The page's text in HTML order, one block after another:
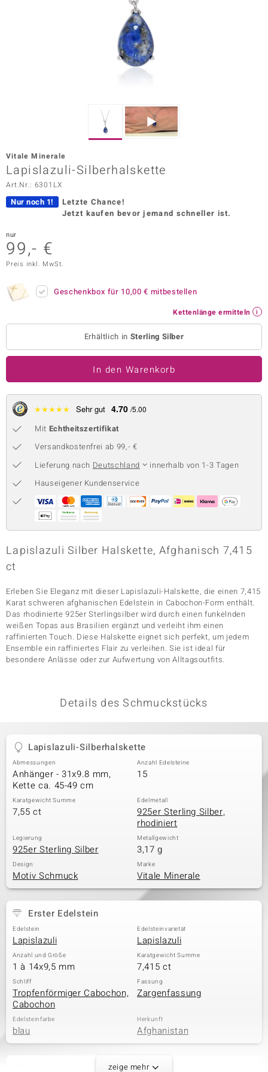
Vogue
Collection
BY DE MELO
Vitale Minerale
Lapislazuli-Silberhalskette
Art.Nr.: 6301LX
Nur noch 1!
Letzte Chance!
Jetzt kaufen bevor jemand schneller ist.
nur
99,- €
Preis inkl. MwSt.
Geschenkbox für 10,00 € mitbestellen
Kettenlänge ermitteln
Erhältlich in Sterling Silber
In den Warenkorb
★★★★★ Sehr gut 4.70 /5.00
Mit Echtheitszertifikat
Versandkostenfrei ab 99,- €
Lieferung nach Deutschland
innerhalb von 1-3 Tagen
Hauseigener Kundenservice
Lapislazuli Silber Halskette, Afghanisch 7,415
ct
Erleben Sie Eleganz mit dieser Lapislazuli-Halskette, die einen 7,415
Karat schweren afghanischen Edelstein in Cabochon-Form enthält.
Das rhodinierte 925er Sterlingsilber wird durch einen funkelnden
weißen Topas aus Brasilien ergänzt und verleiht ihm einen
raffinierten Touch. Diese Halskette eignet sich perfekt, um jedem
Ensemble ein raffiniertes Flair zu verleihen. Sie ist ideal für
besondere Anlässe oder zur Aufwertung von Alltagsoutfits.
Details des Schmuckstücks
Lapislazuli-Silberhalskette
Abmessungen
Anhänger - 31x9.8 mm,
Kette ca. 45-49 cm
Anzahl Edelsteine
15
Karatgewicht Summe
7,55 ct
Edelmetall
925er Sterling Silber,
rhodiniert
Legierung
925er Sterling Silber
Metallgewicht
3,17 g
Design
Motiv Schmuck
Marke
Vitale Minerale
Erster Edelstein
Edelstein
Lapislazuli
Edelsteinvarietät
Lapislazuli
Anzahl und Größe
1 à 14x9,5 mm
Karatgewicht Summe
7,415 ct
Schliff
Tropfenförmiger Cabochon,
Cabochon
Fassung
Zargenfassung
Edelsteinfarbe
blau
Herkunft
Afghanistan
zeige mehr